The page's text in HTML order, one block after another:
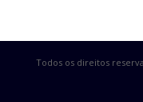
Todos os direitos